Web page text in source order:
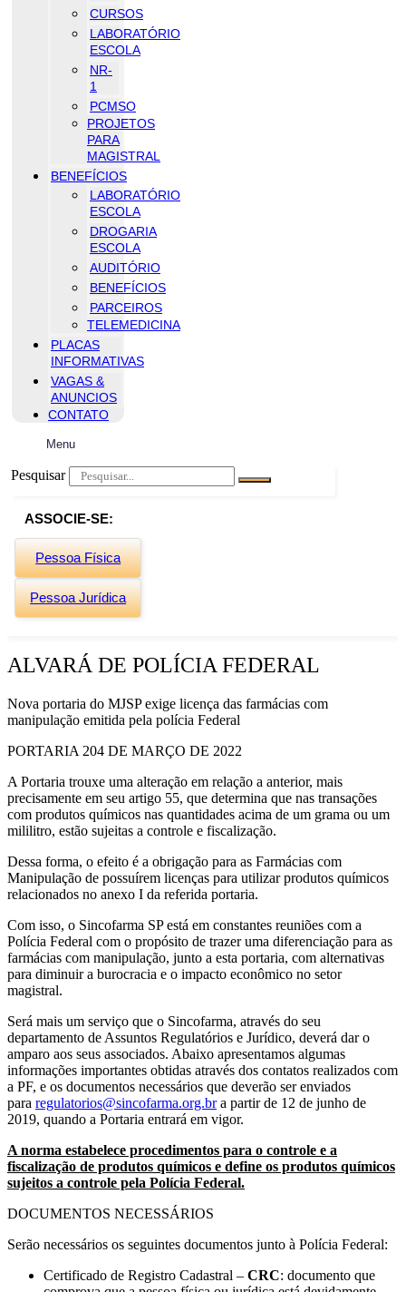
CURSOS
LABORATÓRIO
ESCOLA
NR-
1
PCMSO
PROJETOS
PARA
MAGISTRAL
BENEFÍCIOS
LABORATÓRIO
ESCOLA
DROGARIA
ESCOLA
AUDITÓRIO
BENEFÍCIOS
PARCEIROS
TELEMEDICINA
PLACAS
INFORMATIVAS
VAGAS &
ANUNCIOS
CONTATO
Menu
Pesquisar
ASSOCIE-SE:
Pessoa Física
Pessoa Jurídica
ALVARÁ DE POLÍCIA FEDERAL
Nova portaria do MJSP exige licença das farmácias com
manipulação emitida pela polícia Federal
PORTARIA 204 DE MARÇO DE 2022
A Portaria trouxe uma alteração em relação a anterior, mais
precisamente em seu artigo 55, que determina que nas transações
com produtos químicos nas quantidades acima de um grama ou um
mililitro, estão sujeitas a controle e fiscalização.
Dessa forma, o efeito é a obrigação para as Farmácias com
Manipulação de possuírem licenças para utilizar produtos químicos
relacionados no anexo I da referida portaria.
Com isso, o Sincofarma SP está em constantes reuniões com a
Polícia Federal com o propósito de trazer uma diferenciação para as
farmácias com manipulação, junto a esta portaria, com alternativas
para diminuir a burocracia e o impacto econômico no setor
magistral.
Será mais um serviço que o Sincofarma, através do seu
departamento de Assuntos Regulatórios e Jurídico, deverá dar o
amparo aos seus associados. Abaixo apresentamos algumas
informações importantes obtidas através dos contatos realizados com
a PF, e os documentos necessários que deverão ser enviados
para regulatorios@sincofarma.org.bra partir de 12 de junho de
2019, quando a Portaria entrará em vigor.
A norma estabelece procedimentos para o controle e a
fiscalização de produtos químicos e define os produtos químicos
sujeitos a controle pela Polícia Federal.
DOCUMENTOS NECESSÁRIOS
Serão necessários os seguintes documentos junto à Polícia Federal:
Certificado de Registro Cadastral – CRC: documento que